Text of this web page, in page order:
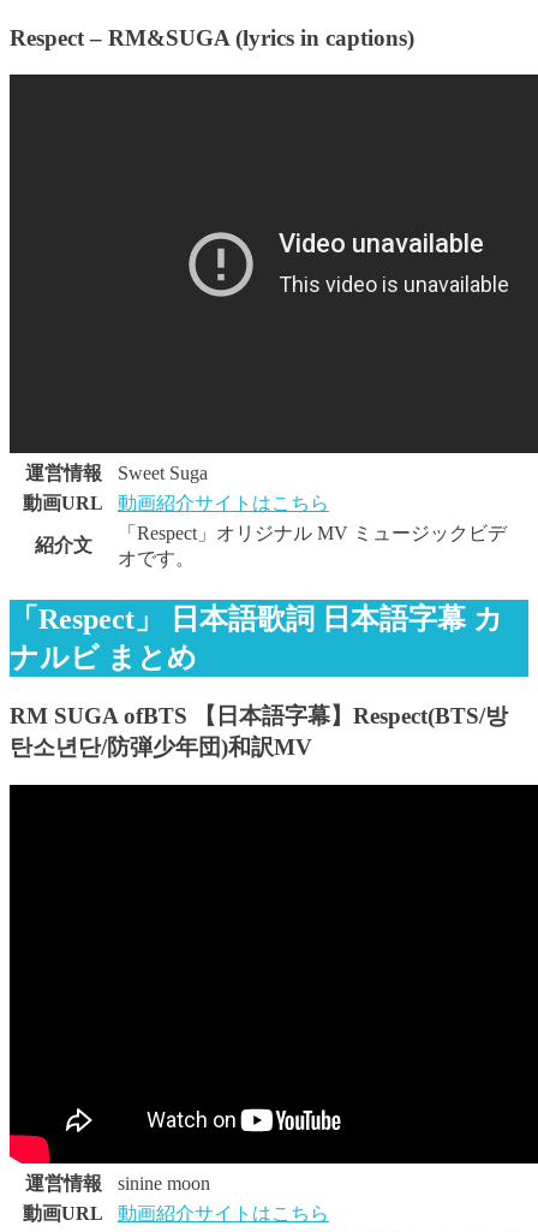
Respect – RM&SUGA (lyrics in captions)
運営情報
Sweet Suga
動画URL
動画紹介サイトはこちら
紹介文
「Respect」オリジナル MV ミュージックビデ
オです。
「Respect」 日本語歌詞 日本語字幕 カ
ナルビ まとめ
RM SUGA ofBTS 【日本語字幕】Respect(BTS/방
탄소년단/防弾少年団)和訳MV
運営情報
sinine moon
動画URL
動画紹介サイトはこちら